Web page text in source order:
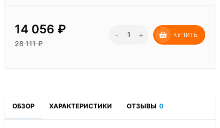
14 056 ₽
28 111₽
- + КУПИТЬ
ОБЗОР ХАРАКТЕРИСТИКИ ОТЗЫВЫ 0